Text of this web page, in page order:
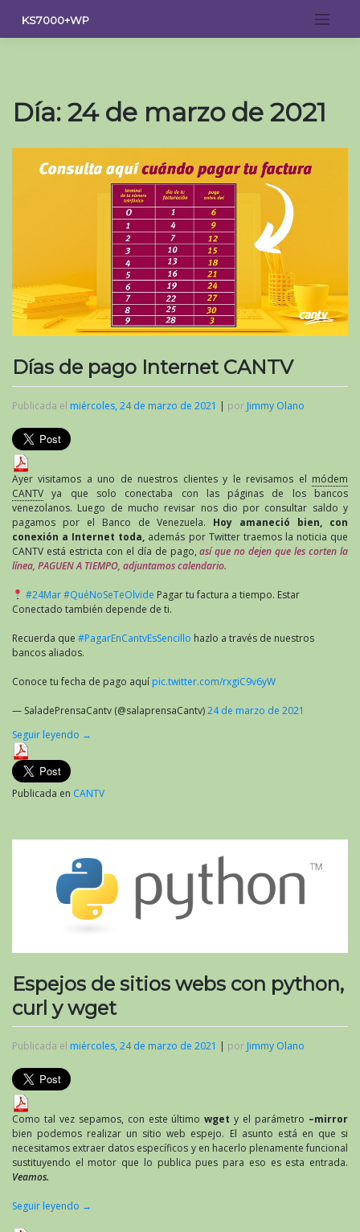
contenido
KS7000+WP
Día: 24 de marzo de 2021
Días de pago Internet CANTV
Publicada el miércoles, 24 de marzo de 2021 | por Jimmy Olano
Ayer visitamos a uno de nuestros clientes y le revisamos el módem
CANTV ya que solo conectaba con las páginas de los bancos
venezolanos. Luego de mucho revisar nos dio por consultar saldo y
pagamos por el Banco de Venezuela. Hoy amaneció bien, con
conexión a Internet toda, además por Twitter traemos la noticia que
CANTV está estricta con el día de pago,así que no dejen que les corten la
línea, PAGUEN A TIEMPO, adjuntamos calendario.
#24Mar#QuéNoSeTeOlvide Pagar tu factura a tiempo. Estar
Conectado también depende de ti.
Recuerda que #PagarEnCantvEsSencillo hazlo a través de nuestros
bancos aliados.
Conoce tu fecha de pago aquí pic.twitter.com/rxgiC9v6yW
— SaladePrensaCantv (@salaprensaCantv)24 de marzo de 2021
Seguir leyendo →
Publicada en CANTV
Espejos de sitios webs con python,
curl y wget
Publicada el miércoles, 24 de marzo de 2021 | por Jimmy Olano
Como tal vez sepamos, con este últimowget y el parámetro –mirror
bien podemos realizar un sitio web espejo. El asunto está en que si
necesitamos extraer datos específicos y en hacerlo plenamente funcional
sustituyendo el motor que lo publica pues para eso es esta entrada.
Veamos.
Seguir leyendo →